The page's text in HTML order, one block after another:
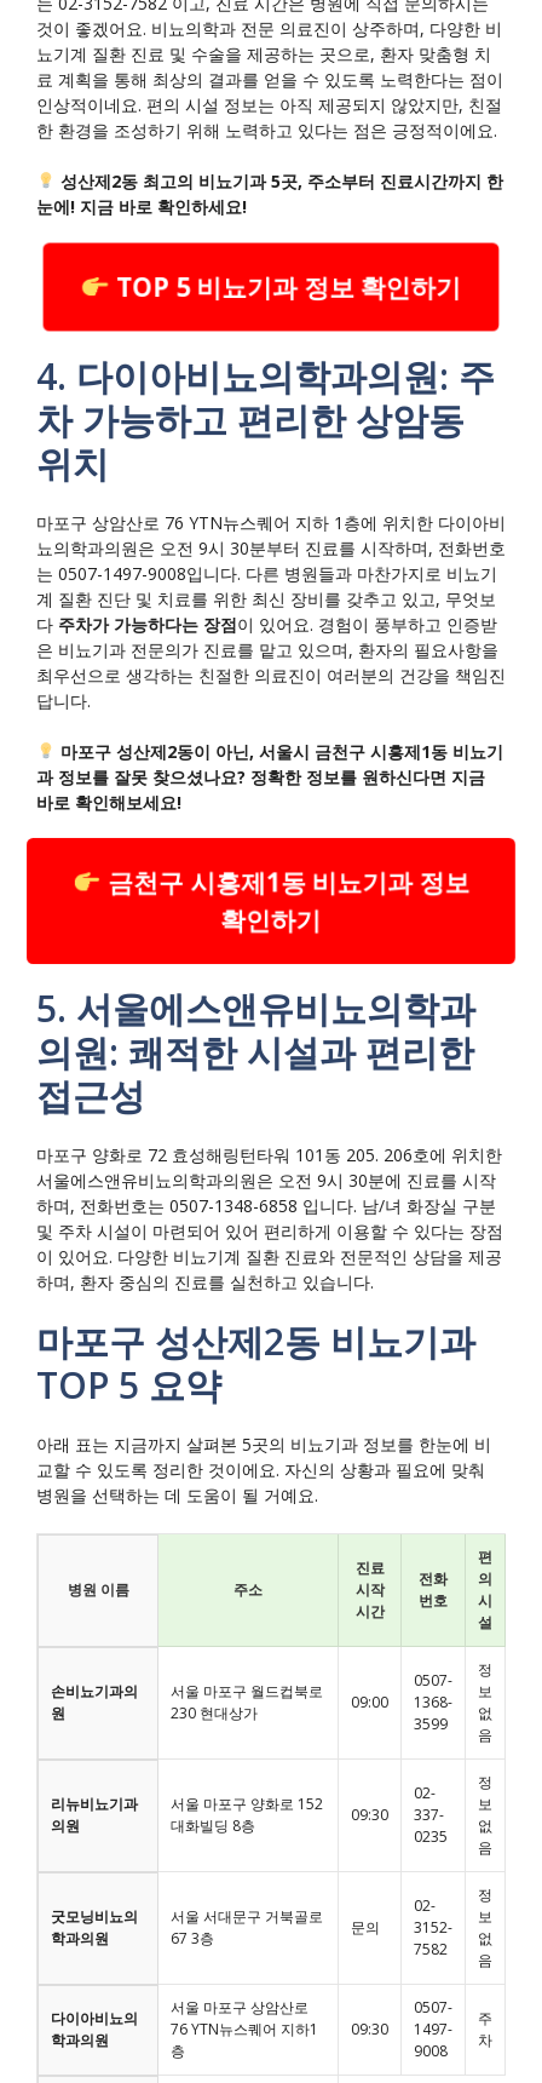
것이 좋겠어요. 비뇨의학과 전문 의료진이 상주하며, 다양한 비
뇨기계 질환 진료 및 수술을 제공하는 곳으로, 환자 맞춤형 치
료 계획을 통해 최상의 결과를 얻을 수 있도록 노력한다는 점이
인상적이네요. 편의 시설 정보는 아직 제공되지 않았지만, 친절
한 환경을 조성하기 위해 노력하고 있다는 점은 긍정적이에요.
성산제2동 최고의 비뇨기과 5곳, 주소부터 진료시간까지 한
눈에! 지금 바로 확인하세요!
TOP 5 비뇨기과 정보 확인하기
4. 다이아비뇨의학과의원: 주
차 가능하고 편리한 상암동
위치
마포구 상암산로 76 YTN뉴스퀘어 지하 1층에 위치한 다이아비
뇨의학과의원은 오전 9시 30분부터 진료를 시작하며, 전화번호
는 0507-1497-9008입니다. 다른 병원들과 마찬가지로 비뇨기
계 질환 진단 및 치료를 위한 최신 장비를 갖추고 있고, 무엇보
다 주차가 가능하다는 장점이 있어요. 경험이 풍부하고 인증받
은 비뇨기과 전문의가 진료를 맡고 있으며, 환자의 필요사항을
최우선으로 생각하는 친절한 의료진이 여러분의 건강을 책임진
답니다.
마포구 성산제2동이 아닌, 서울시 금천구 시흥제1동 비뇨기
과 정보를 잘못 찾으셨나요? 정확한 정보를 원하신다면 지금
바로 확인해보세요!
금천구 시흥제1동 비뇨기과 정보
확인하기
5. 서울에스앤유비뇨의학과
의원: 쾌적한 시설과 편리한
접근성
마포구 양화로 72 효성해링턴타워 101동 205. 206호에 위치한
서울에스앤유비뇨의학과의원은 오전 9시 30분에 진료를 시작
하며, 전화번호는 0507-1348-6858 입니다. 남/녀 화장실 구분
및 주차 시설이 마련되어 있어 편리하게 이용할 수 있다는 장점
이 있어요. 다양한 비뇨기계 질환 진료와 전문적인 상담을 제공
하며, 환자 중심의 진료를 실천하고 있습니다.
마포구 성산제2동 비뇨기과
TOP 5 요약
아래 표는 지금까지 살펴본 5곳의 비뇨기과 정보를 한눈에 비
교할 수 있도록 정리한 것이에요. 자신의 상황과 필요에 맞춰
병원을 선택하는 데 도움이 될 거예요.
병원 이름 주소
진료
시작
시간
전화
번호
편
의
시
설
손비뇨기과의
원
서울 마포구 월드컵북로
230 현대상가
09:00
0507-
1368-
3599
정
보
없
음
리뉴비뇨기과
의원
서울 마포구 양화로 152
대화빌딩 8층
09:30
02-
337-
0235
정
보
없
음
굿모닝비뇨의
학과의원
서울 서대문구 거북골로
67 3층
문의
02-
3152-
7582
정
보
없
음
다이아비뇨의
학과의원
서울 마포구 상암산로
76 YTN뉴스퀘어 지하1
층
09:30
0507-
1497-
9008
주
차